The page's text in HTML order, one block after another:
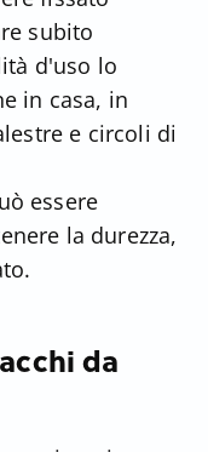
subito
d'uso lo
in casa, in
e circoli di
essere
la durezza,
da